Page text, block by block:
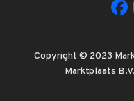
Copyright © 2023
Marktplaats